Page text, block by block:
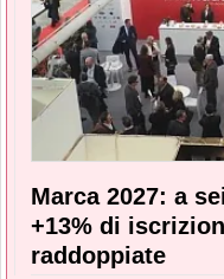
Marca 2027: a
+13% di
raddoppiate